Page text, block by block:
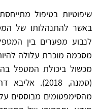
שיפוטיות בטיפול
באשר להתנהלותו של
לנבוע מפערים בין
מסכמה מוכרת עלולה להיות
מכשול ביכולת המטפל
(סמנה, 2018).
מהסימפטומים מבוססים